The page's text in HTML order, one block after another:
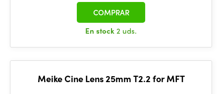
En stock2 uds.
COMPRAR
Meike Cine Lens 25mm T2.2 for MFT